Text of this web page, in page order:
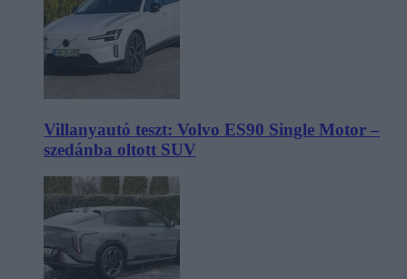
Villanyautó teszt: Volvo ES90 Single Motor –
szedánba oltott SUV